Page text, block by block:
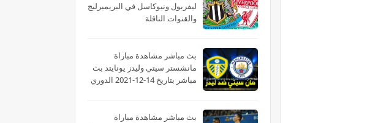
ليفربول ونيوكاسل في البريميرليج
والقنوات الناقلة
بث مباشر مشاهدة مباراة
مانشستر سيتي وليدز يونايتد بث
مباشر بتاريخ 14-12-2021 الدوري
بث مباشر مشاهدة مباراة